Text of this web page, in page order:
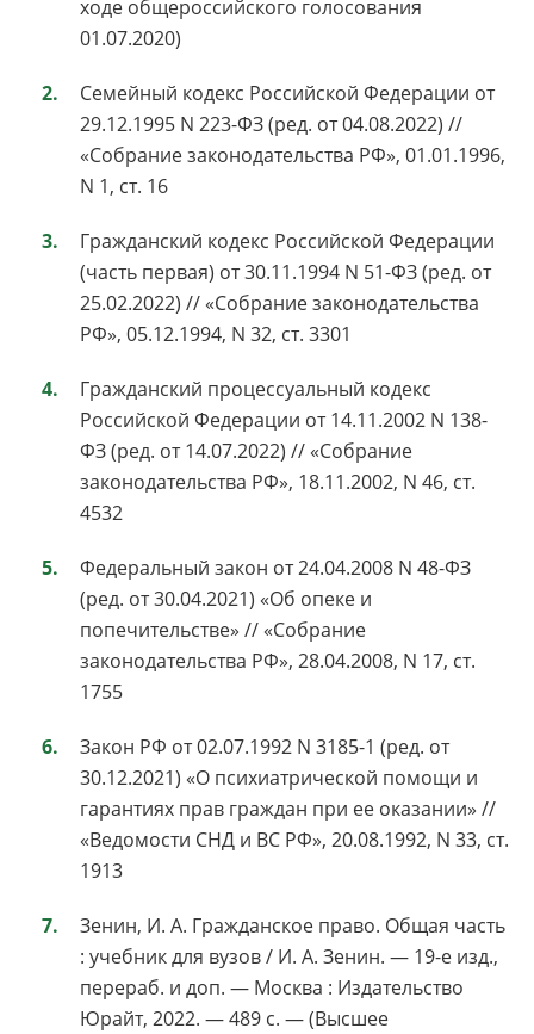
ходе общероссийского голосования
01.07.2020)
Семейный кодекс Российской Федерации от
29.12.1995 N 223-ФЗ (ред. от 04.08.2022) //
«Собрание законодательства РФ», 01.01.1996,
N 1, ст. 16
Гражданский кодекс Российской Федерации
(часть первая) от 30.11.1994 N 51-ФЗ (ред. от
25.02.2022) // «Собрание законодательства
РФ», 05.12.1994, N 32, ст. 3301
Гражданский процессуальный кодекс
Российской Федерации от 14.11.2002 N 138-
ФЗ (ред. от 14.07.2022) // «Собрание
законодательства РФ», 18.11.2002, N 46, ст.
4532
Федеральный закон от 24.04.2008 N 48-ФЗ
(ред. от 30.04.2021) «Об опеке и
попечительстве» // «Собрание
законодательства РФ», 28.04.2008, N 17, ст.
1755
Закон РФ от 02.07.1992 N 3185-1 (ред. от
30.12.2021) «О психиатрической помощи и
гарантиях прав граждан при ее оказании» //
«Ведомости СНД и ВС РФ», 20.08.1992, N 33, ст.
1913
Зенин, И. А. Гражданское право. Общая часть
: учебник для вузов / И. А. Зенин. — 19-е изд.,
перераб. и доп. — Москва : Издательство
Юрайт, 2022. — 489 с. — (Высшее